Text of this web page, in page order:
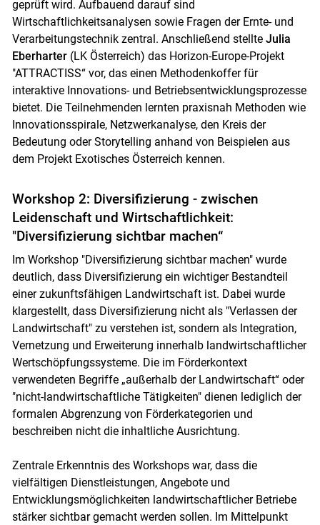
geprüft wird. Aufbauend darauf sind
Wirtschaftlichkeitsanalysen sowie Fragen der Ernte- und
Verarbeitungstechnik zentral. Anschließend stellteJulia
Eberharter (LK Österreich) das Horizon-Europe-Projekt
"ATTRACTISS“ vor, das einen Methodenkoffer für
interaktive Innovations- und Betriebsentwicklungsprozesse
bietet. Die Teilnehmenden lernten praxisnah Methoden wie
Innovationsspirale, Netzwerkanalyse, den Kreis der
Bedeutung oder Storytelling anhand von Beispielen aus
dem Projekt Exotisches Österreich kennen.
Workshop 2: Diversifizierung - zwischen
Leidenschaft und Wirtschaftlichkeit:
"Diversifizierung sichtbar machen“
Im Workshop "Diversifizierung sichtbar machen" wurde
deutlich, dass Diversifizierung ein wichtiger Bestandteil
einer zukunftsfähigen Landwirtschaft ist. Dabei wurde
klargestellt, dass Diversifizierung nicht als "Verlassen der
Landwirtschaft" zu verstehen ist, sondern als Integration,
Vernetzung und Erweiterung innerhalb landwirtschaftlicher
Wertschöpfungssysteme. Die im Förderkontext
verwendeten Begriffe „außerhalb der Landwirtschaft“ oder
"nicht-landwirtschaftliche Tätigkeiten" dienen lediglich der
formalen Abgrenzung von Förderkategorien und
beschreiben nicht die inhaltliche Ausrichtung.
Zentrale Erkenntnis des Workshops war, dass die
vielfältigen Dienstleistungen, Angebote und
Entwicklungsmöglichkeiten landwirtschaftlicher Betriebe
stärker sichtbar gemacht werden sollen. Im Mittelpunkt